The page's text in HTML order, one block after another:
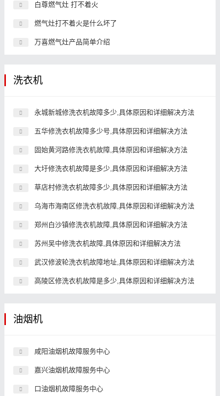
白尊燃气灶 打不着火
燃气灶打不着火是什么坏了
万喜燃气灶产品简单介绍
洗衣机
永城新城修洗衣机故障多少,具体原因和详细解决方法
五华修洗衣机故障多少号,具体原因和详细解决方法
固始黄河路修洗衣机故障,具体原因和详细解决方法
大圩修洗衣机故障是多少,具体原因和详细解决方法
草店村修洗衣机故障多少,具体原因和详细解决方法
乌海市海南区修洗衣机故障,具体原因和详细解决方法
郑州白沙镇修洗衣机故障,具体原因和详细解决方法
苏州吴中修洗衣机故障,具体原因和详细解决方法
武汉修波轮洗衣机故障地址,具体原因和详细解决方法
高陵区修洗衣机故障是多少,具体原因和详细解决方法
油烟机
咸阳油烟机故障服务中心
嘉兴油烟机故障服务中心
口油烟机故障服务中心